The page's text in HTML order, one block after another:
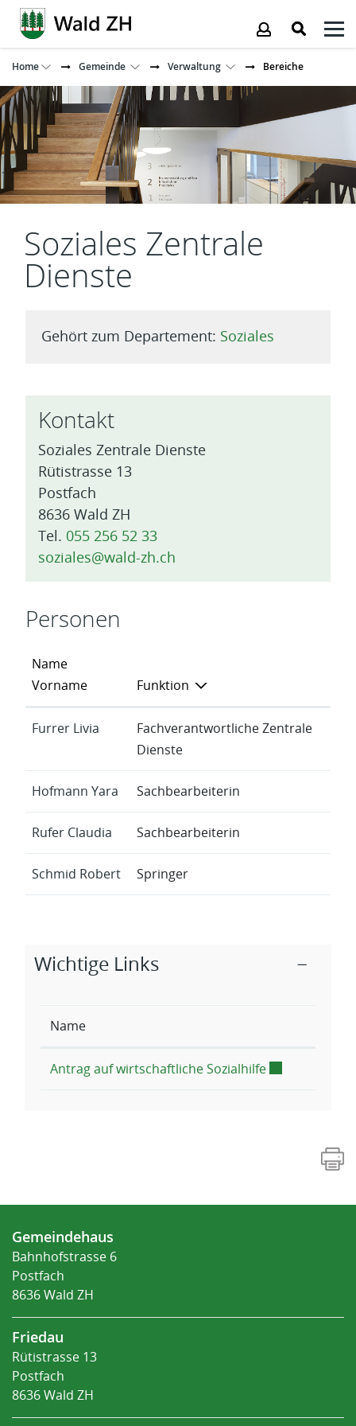
Kopfzeile
Home Gemeinde Verwaltung Bereiche
Inhalt
Soziales Zentrale
Dienste
Gehört zum Departement: Soziales
Kontakt
Soziales Zentrale Dienste
Rütistrasse 13
Postfach
8636 Wald ZH
Tel. 055 256 52 33
soziales@wald-zh.ch
Personen
Name
Vorname
Funktion
Furrer Livia
Fachverantwortliche Zentrale
Dienste
Hofmann Yara Sachbearbeiterin
Rufer Claudia Sachbearbeiterin
Schmid Robert Springer
Zugehörige Objekte
Wichtige Links
Name
Antrag auf wirtschaftliche SozialhilfeExterner Link
Fusszeile
Gemeindehaus
Bahnhofstrasse 6
Postfach
8636 Wald ZH
Friedau
Rütistrasse 13
Postfach
8636 Wald ZH